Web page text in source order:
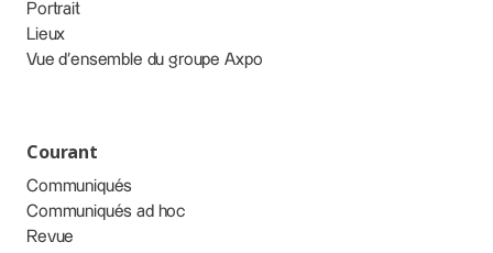
Portrait
Lieux
Vue d’ensemble du groupe Axpo
Courant
Communiqués
Communiqués ad hoc
Revue